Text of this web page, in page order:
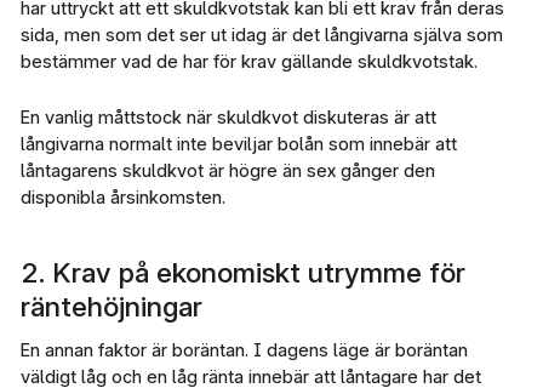
har uttryckt att ett skuldkvotstak kan bli ett krav från deras
sida, men som det ser ut idag är det långivarna själva som
bestämmer vad de har för krav gällande skuldkvotstak.
En vanlig måttstock när skuldkvot diskuteras är att
långivarna normalt inte beviljar bolån som innebär att
låntagarens skuldkvot är högre än sex gånger den
disponibla årsinkomsten.
2. Krav på ekonomiskt utrymme för
räntehöjningar
En annan faktor är boräntan. I dagens läge är boräntan
väldigt låg och en låg ränta innebär att låntagare har det